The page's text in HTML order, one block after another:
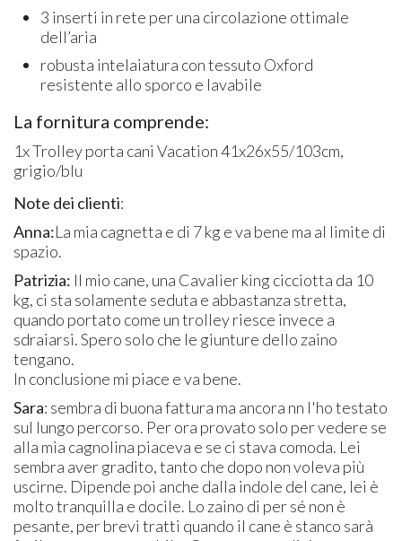
3 inserti in rete per una circolazione ottimale
dell’aria
robusta intelaiatura con tessuto Oxford
resistente allo sporco e lavabile
La fornitura comprende:
1x Trolley porta cani Vacation 41x26x55/103cm,
grigio/blu
Note dei clienti:
Anna:La mia cagnetta e di 7 kg e va bene ma al limite di
spazio.
Patrizia: Il mio cane, una Cavalier king cicciotta da 10
kg, ci sta solamente seduta e abbastanza stretta,
quando portato come un trolley riesce invece a
sdraiarsi. Spero solo che le giunture dello zaino
tengano.
In conclusione mi piace e va bene.
Sara: sembra di buona fattura ma ancora nn l'ho testato
sul lungo percorso. Per ora provato solo per vedere se
alla mia cagnolina piaceva e se ci stava comoda. Lei
sembra aver gradito, tanto che dopo non voleva più
uscirne. Dipende poi anche dalla indole del cane, lei è
molto tranquilla e docile. Lo zaino di per sé non è
pesante, per brevi tratti quando il cane è stanco sarà